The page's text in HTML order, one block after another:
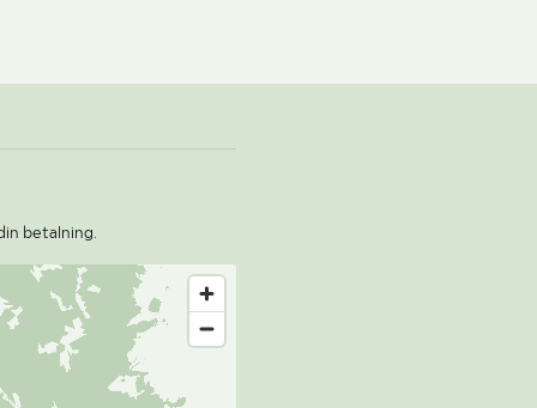
betalning.